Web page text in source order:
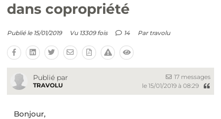
dans copropriété
Publié le 15/01/2019 Vu 13309 fois 14 Par travolu
Publié par
TRAVOLU
17 messages
le 15/01/2019 à 08:29
Bonjour,